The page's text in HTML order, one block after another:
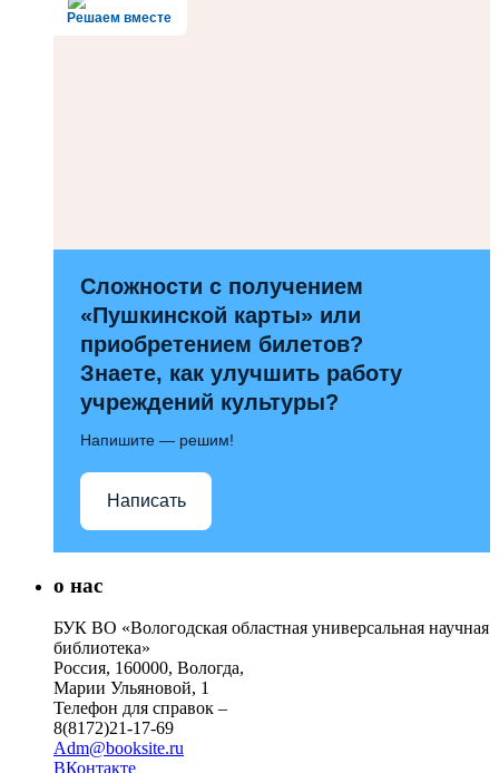
Решаем вместе
Сложности с получением
«Пушкинской карты» или
приобретением билетов?
Знаете, как улучшить работу
учреждений культуры?
Напишите — решим!
Написать
о нас
БУК ВО «Вологодская областная универсальная научная
библиотека»
Россия, 160000, Вологда,
Марии Ульяновой, 1
Телефон для справок –
8(8172)21-17-69
Adm@booksite.ru
ВКонтакте